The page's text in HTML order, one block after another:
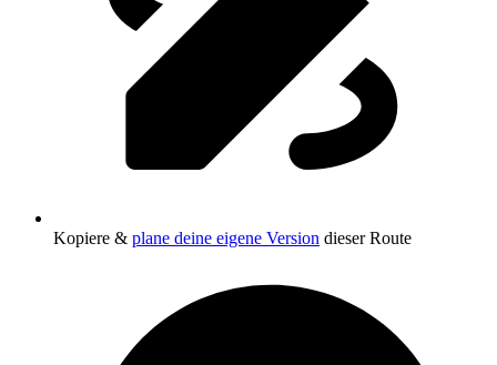
Kopiere & plane deine eigene Version dieser Route